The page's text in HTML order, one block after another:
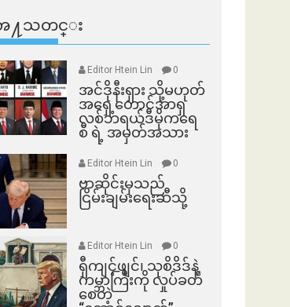
႔သတင္း
Editor Htein Lin 0
အင်ဒိုနီးရှား သို့မဟုတ်
အရှေ့တောင်အာရှ
လစ်ဘရယ်ဒီမိုကရေ
စီ ရဲ့ အမှတ်အသား
Editor Htein Lin 0
ဗာဆိုင်းမှသည်
ငြိမ်းချမ်းရေးဆီသို့
Editor Htein Lin 0
ရှီကျင့်ဖျင်၊ သုစိဒိဒ်နဲ့
ကမ္ဘာကြီးကို လှုပ်ခတ်
စေတဲ့